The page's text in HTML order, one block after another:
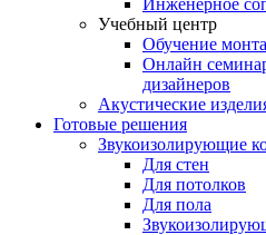
Инженерное
Учебный центр
Обучение
Онлайн
дизайнеров
Акустические
Готовые решения
Звукоизолирующие
Для стен
Для потолков
Для пола